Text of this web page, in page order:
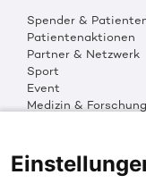
Spender &
Patientenaktionen
Partner & Netzwerk
Sport
Event
Medizin & Forschung
Multimedia
Social Media